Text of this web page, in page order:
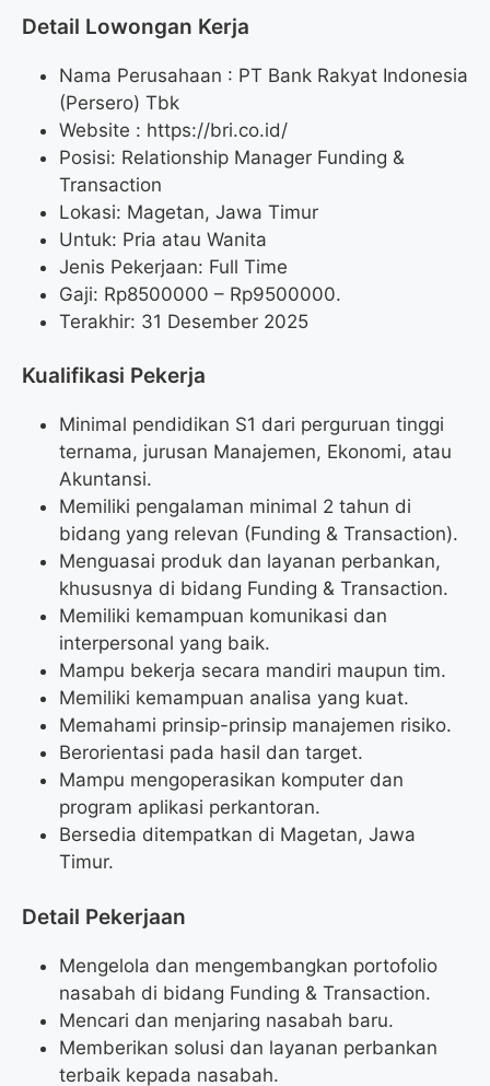
Detail Lowongan Kerja
Nama Perusahaan : PT Bank Rakyat Indonesia
(Persero) Tbk
Website : https://bri.co.id/
Posisi: Relationship Manager Funding &
Transaction
Lokasi: Magetan, Jawa Timur
Untuk: Pria atau Wanita
Jenis Pekerjaan: Full Time
Gaji: Rp8500000 – Rp9500000.
Terakhir: 31 Desember 2025
Kualifikasi Pekerja
Minimal pendidikan S1 dari perguruan tinggi
ternama, jurusan Manajemen, Ekonomi, atau
Akuntansi.
Memiliki pengalaman minimal 2 tahun di
bidang yang relevan (Funding & Transaction).
Menguasai produk dan layanan perbankan,
khususnya di bidang Funding & Transaction.
Memiliki kemampuan komunikasi dan
interpersonal yang baik.
Mampu bekerja secara mandiri maupun tim.
Memiliki kemampuan analisa yang kuat.
Memahami prinsip-prinsip manajemen risiko.
Berorientasi pada hasil dan target.
Mampu mengoperasikan komputer dan
program aplikasi perkantoran.
Bersedia ditempatkan di Magetan, Jawa
Timur.
Detail Pekerjaan
Mengelola dan mengembangkan portofolio
nasabah di bidang Funding & Transaction.
Mencari dan menjaring nasabah baru.
Memberikan solusi dan layanan perbankan
terbaik kepada nasabah.